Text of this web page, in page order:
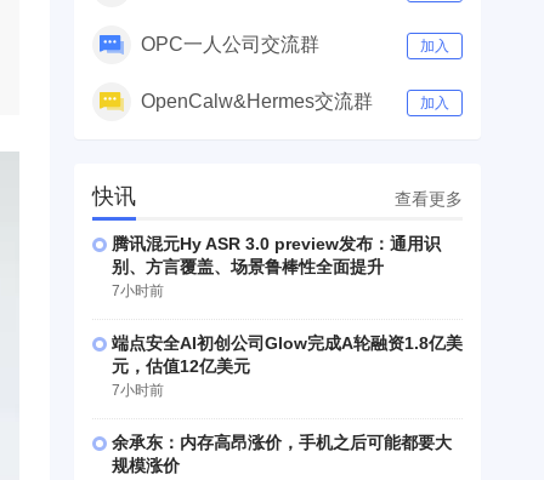
OPC一人公司交流群 加入
OpenCalw&Hermes交流群 加入
快讯 查看更多
腾讯混元Hy ASR 3.0 preview发布：通用识
别、方言覆盖、场景鲁棒性全面提升
7小时前
端点安全AI初创公司Glow完成A轮融资1.8亿美
元，估值12亿美元
7小时前
余承东：内存高昂涨价，手机之后可能都要大
规模涨价